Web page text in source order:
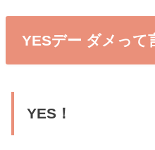
YESデー ダメって
YES！